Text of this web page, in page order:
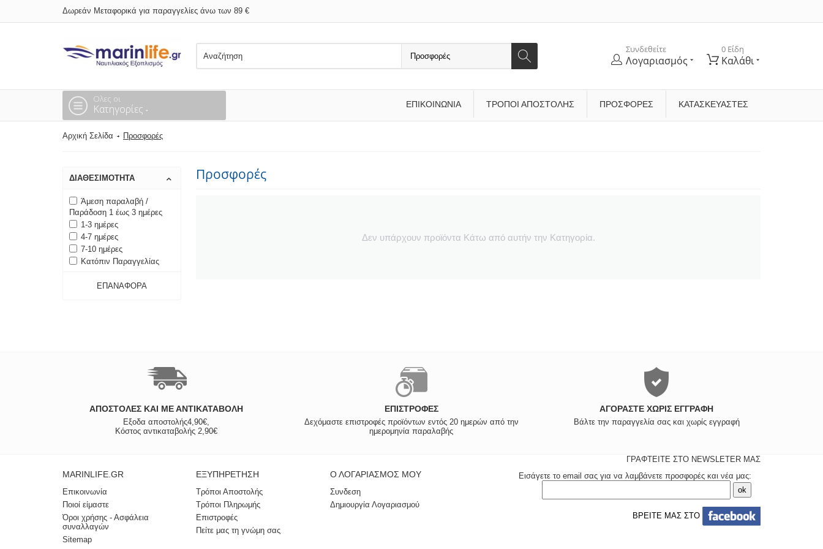
Δωρεάν Μεταφορικά για παραγγελίες άνω των 89 €
Συνδεθείτε
Λογαριασμός
0 Είδη
Καλάθι
Ολες οι
Κατηγορίες ΕΠΙΚΟΙΝΩΝΊΑ ΤΡΌΠΟΙ ΑΠΟΣΤΟΛΉΣ ΠΡΟΣΦΟΡΕΣ ΚΑΤΑΣΚΕΥΑΣΤΈΣ
Αρχική Σελίδα Προσφορές
ΔΙΑΘΕΣΙΜΌΤΗΤΑ
Άμεση παραλαβή /
Παράδοση 1 έως 3 ημέρες
1-3 ημέρες
4-7 ημέρες
7-10 ημέρες
Κατόπιν Παραγγελίας
ΕΠΑΝΑΦΟΡΆ
Προσφορές
Δεν υπάρχουν προϊόντα Κάτω από αυτήν την Κατηγορία.
ΑΠΟΣΤΟΛΈΣ ΚΑΙ ΜΕ ΑΝΤΙΚΑΤΑΒΟΛΗ
Εξοδα αποστολής4,90€,
Κόστος αντικαταβολής 2,90€
ΕΠΙΣΤΡΟΦΈΣ
Δεχόμαστε επιστροφές προϊόντων εντός 20 ημερών από την
ημερομηνία παραλαβής
ΑΓΟΡΆΣΤΕ ΧΩΡΊΣ ΕΓΓΡΑΦΉ
Βάλτε την παραγγελία σας και χωρίς εγγραφή
MARINLIFE.GR
Επικοινωνία
Ποιοί είμαστε
Όροι χρήσης - Ασφάλεια
συναλλαγών
Sitemap
ΕΞΥΠΗΡΈΤΗΣΗ
Τρόποι Αποστολής
Τρόποι Πληρωμής
Επιστροφές
Πείτε μας τη γνώμη σας
Ο ΛΟΓΑΡΙΑΣΜΌΣ ΜΟΥ
Συνδεση
Δημιουργία Λογαριασμού
ΓΡΑΦΤΕΙΤΕ ΣΤΟ NEWSLETER ΜΑΣ
Εισάγετε το email σας για να λαμβάνετε προσφορές και νέα μας:
ΒΡΕΙΤΕ ΜΑΣ ΣΤΟ